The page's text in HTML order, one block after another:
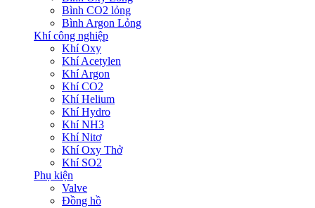
Bình CO2 lỏng
Bình Argon Lỏng
Khí công nghiệp
Khí Oxy
Khí Acetylen
Khí Argon
Khí CO2
Khí Helium
Khí Hydro
Khí NH3
Khí Nitơ
Khí Oxy Thở
Khí SO2
Phụ kiện
Valve
Đồng hồ